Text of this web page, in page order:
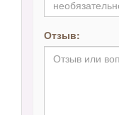
Отзыв: